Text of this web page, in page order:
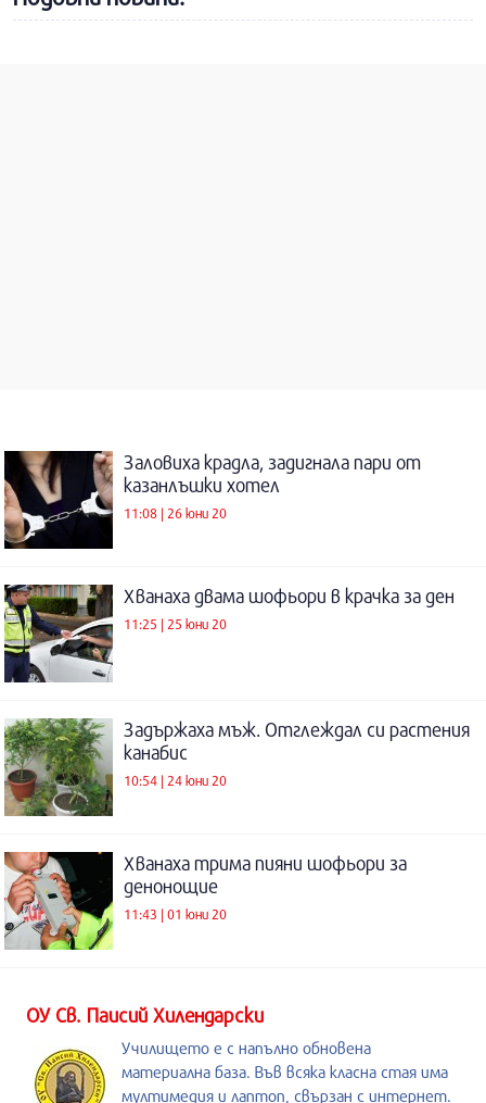
Заловиха крадла, задигнала пари от
казанлъшки хотел
11:08 | 26 юни 20
Хванаха двама шофьори в крачка за ден
11:25 | 25 юни 20
Задържаха мъж. Отглеждал си растения
канабис
10:54 | 24 юни 20
Хванаха трима пияни шофьори за
денонощие
11:43 | 01 юни 20
ОУ Св. Паисий Хилендарски
Училището е с напълно обновена
материална база. Във всяка класна стая има
мултимедия и лаптоп, свързан с интернет.